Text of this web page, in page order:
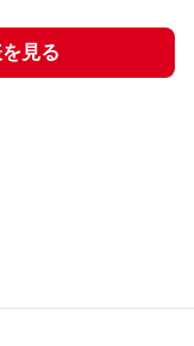
見る